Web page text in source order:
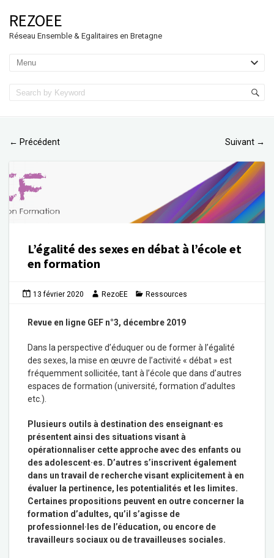
REZOEE
Réseau Ensemble & Egalitaires en Bretagne
← Précédent Suivant →
L’égalité des sexes en débat à l’école et
en formation
13 février 2020 RezoEE Ressources
Revue en ligne GEF n°3, décembre 2019
Dans la perspective d’éduquer ou de former à l’égalité
des sexes, la mise en œuvre de l’activité « débat » est
fréquemment sollicitée, tant à l’école que dans d’autres
espaces de formation (université, formation d’adultes
etc.).
Plusieurs outils à destination des enseignant·es
présentent ainsi des situations visant à
opérationnaliser cette approche avec des enfants ou
des adolescent·es. D’autres s’inscrivent également
dans un travail de recherche visant explicitement à en
évaluer la pertinence, les potentialités et les limites.
Certaines propositions peuvent en outre concerner la
formation d’adultes, qu’il s’agisse de
professionnel·les de l’éducation, ou encore de
travailleurs sociaux ou de travailleuses sociales.